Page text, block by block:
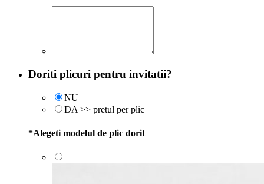
Doriti plicuri pentru invitatii?
NU
DA >> pretul per plic
*Alegeti modelul de plic dorit